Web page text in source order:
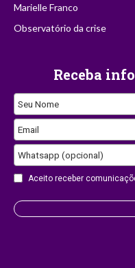
Marielle Franco
Observatório da crise
Receba
Seu Nome
Email
Email
Whatsapp (opcional)
Aceito receber